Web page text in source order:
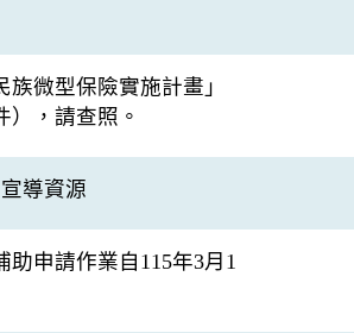
微型保險實施計畫」
），請查照。
導資源
申請作業自115年3月1